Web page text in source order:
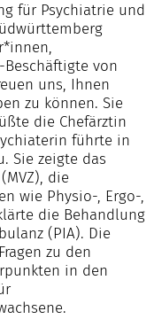
für Psychiatrie und
von
uns, Ihnen
zu können. Sie
die Chefärztin
führte in
Sie zeigte das
die
wie Physio-, Ergo-,
die Behandlung
(PIA). Die
zu den
in den